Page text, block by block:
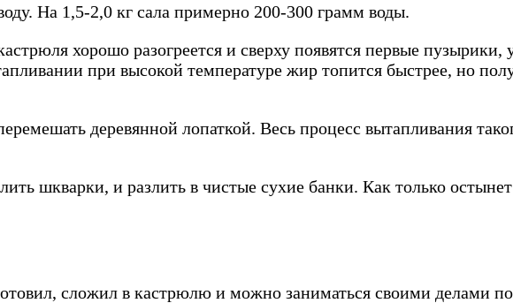
На 1,5-2,0 кг сала примерно 200-300 грамм воды.
хорошо разогреется и сверху появятся первые пузырики,
при высокой температуре жир топится быстрее, но
деревянной лопаткой. Весь процесс вытапливания
шкварки, и разлить в чистые сухие банки. Как только
сложил в кастрюлю и можно заниматься своими делами